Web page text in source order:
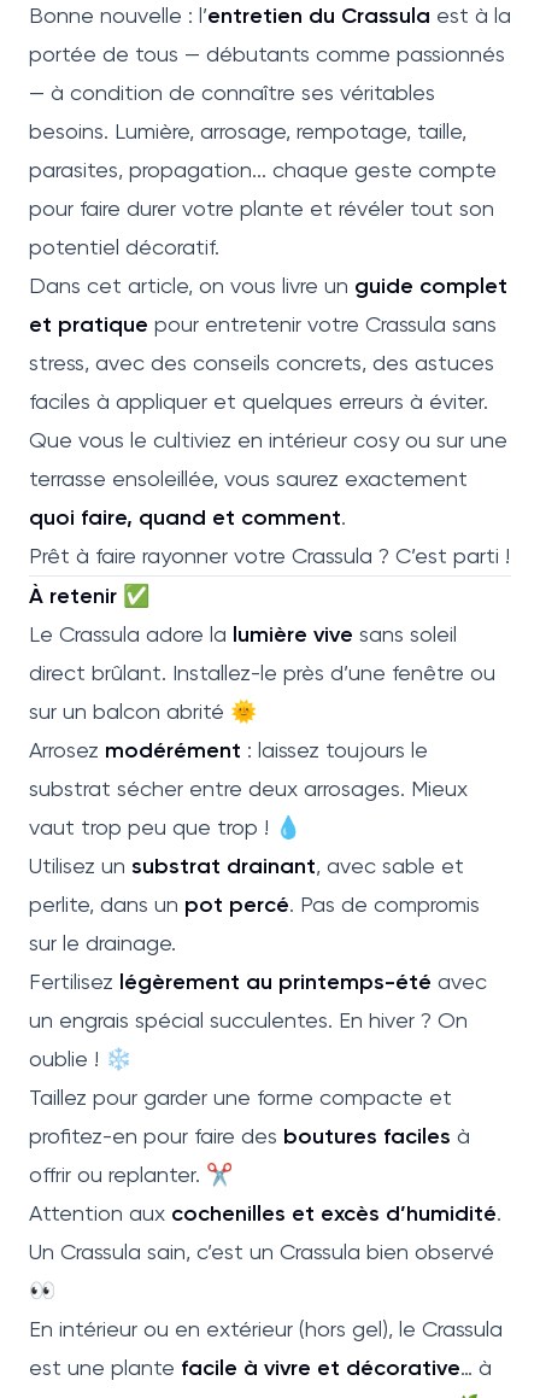
Bonne nouvelle : l’entretien du Crassula est à la
portée de tous — débutants comme passionnés
— à condition de connaître ses véritables
besoins. Lumière, arrosage, rempotage, taille,
parasites, propagation... chaque geste compte
pour faire durer votre plante et révéler tout son
potentiel décoratif.
Dans cet article, on vous livre un guide complet
et pratique pour entretenir votre Crassula sans
stress, avec des conseils concrets, des astuces
faciles à appliquer et quelques erreurs à éviter.
Que vous le cultiviez en intérieur cosy ou sur une
terrasse ensoleillée, vous saurez exactement
quoi faire, quand et comment.
Prêt à faire rayonner votre Crassula ? C’est parti !
À retenir ✅
Le Crassula adore la lumière vive sans soleil
direct brûlant. Installez-le près d’une fenêtre ou
sur un balcon abrité 🌞
Arrosez modérément : laissez toujours le
substrat sécher entre deux arrosages. Mieux
vaut trop peu que trop ! 💧
Utilisez un substrat drainant, avec sable et
perlite, dans un pot percé. Pas de compromis
sur le drainage.
Fertilisez légèrement au printemps-été avec
un engrais spécial succulentes. En hiver ? On
oublie ! ❄️
Taillez pour garder une forme compacte et
profitez-en pour faire des boutures faciles à
offrir ou replanter. ✂️
Attention aux cochenilles et excès d’humidité.
Un Crassula sain, c’est un Crassula bien observé
👀
En intérieur ou en extérieur (hors gel), le Crassula
est une plante facile à vivre et décorative… à